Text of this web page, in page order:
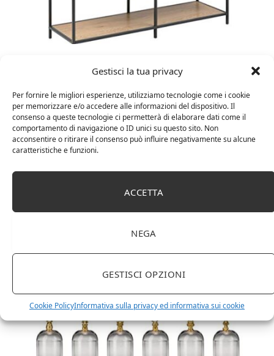
Gestisci la tua privacy
Per fornire le migliori esperienze, utilizziamo tecnologie come i cookie
per memorizzare e/o accedere alle informazioni del dispositivo. Il
consenso a queste tecnologie ci permetterà di elaborare dati come il
comportamento di navigazione o ID unici su questo sito. Non
acconsentire o ritirare il consenso può influire negativamente su alcune
caratteristiche e funzioni.
ACCETTA
NEGA
GESTISCI OPZIONI
Cookie PolicyInformativa sulla privacy ed informativa sui cookie
(Lu x La x A), effetto quercia(In precedenza
DOT Horeca Solutions 1000 Bicchieri PET
trasparenti monouso 350 ML tacca 0,3 alta qualità
birra cocktail drink